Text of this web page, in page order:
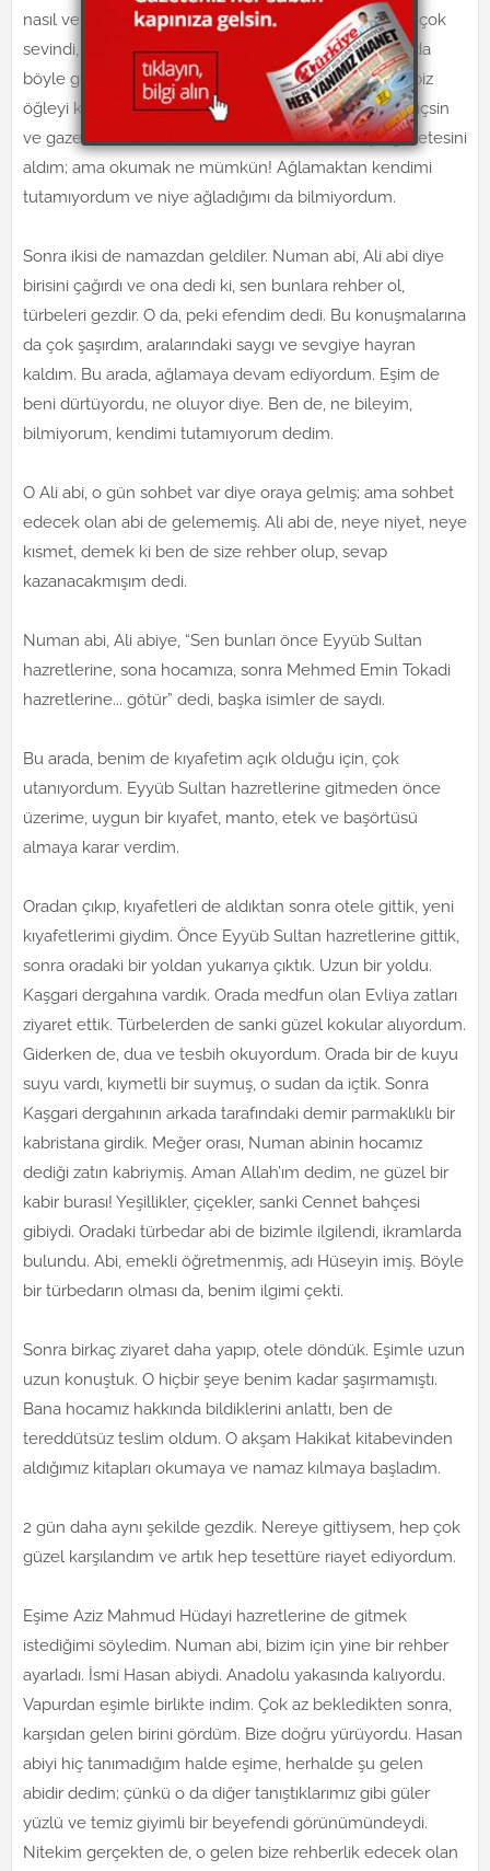
nasıl ve niye geldiğimizi ona da anlatınca sonra, o da çok
sevindi, niyetiniz halismiş, mübarek olsun, bu zamanda
böyle gençler, maşallah dedi. Sonra da eşime, hadi biz
öğleyi kılmaya gidelim, abla da burada oturup çayını içsin
ve gazetesini okusun dedi. Ben de elime Türkiye gazetesini
aldım; ama okumak ne mümkün! Ağlamaktan kendimi
tutamıyordum ve niye ağladığımı da bilmiyordum.
Sonra ikisi de namazdan geldiler. Numan abi, Ali abi diye
birisini çağırdı ve ona dedi ki, sen bunlara rehber ol,
türbeleri gezdir. O da, peki efendim dedi. Bu konuşmalarına
da çok şaşırdım, aralarındaki saygı ve sevgiye hayran
kaldım. Bu arada, ağlamaya devam ediyordum. Eşim de
beni dürtüyordu, ne oluyor diye. Ben de, ne bileyim,
bilmiyorum, kendimi tutamıyorum dedim.
O Ali abi, o gün sohbet var diye oraya gelmiş; ama sohbet
edecek olan abi de gelememiş. Ali abi de, neye niyet, neye
kısmet, demek ki ben de size rehber olup, sevap
kazanacakmışım dedi.
Numan abi, Ali abiye, “Sen bunları önce Eyyüb Sultan
hazretlerine, sona hocamıza, sonra Mehmed Emin Tokadi
hazretlerine... götür” dedi, başka isimler de saydı.
Bu arada, benim de kıyafetim açık olduğu için, çok
utanıyordum. Eyyüb Sultan hazretlerine gitmeden önce
üzerime, uygun bir kıyafet, manto, etek ve başörtüsü
almaya karar verdim.
Oradan çıkıp, kıyafetleri de aldıktan sonra otele gittik, yeni
kıyafetlerimi giydim. Önce Eyyüb Sultan hazretlerine gittik,
sonra oradaki bir yoldan yukarıya çıktık. Uzun bir yoldu.
Kaşgari dergahına vardık. Orada medfun olan Evliya zatları
ziyaret ettik. Türbelerden de sanki güzel kokular alıyordum.
Giderken de, dua ve tesbih okuyordum. Orada bir de kuyu
suyu vardı, kıymetli bir suymuş, o sudan da içtik. Sonra
Kaşgari dergahının arkada tarafındaki demir parmaklıklı bir
kabristana girdik. Meğer orası, Numan abinin hocamız
dediği zatın kabriymiş. Aman Allah’ım dedim, ne güzel bir
kabir burası! Yeşillikler, çiçekler, sanki Cennet bahçesi
gibiydi. Oradaki türbedar abi de bizimle ilgilendi, ikramlarda
bulundu. Abi, emekli öğretmenmiş, adı Hüseyin imiş. Böyle
bir türbedarın olması da, benim ilgimi çekti.
Sonra birkaç ziyaret daha yapıp, otele döndük. Eşimle uzun
uzun konuştuk. O hiçbir şeye benim kadar şaşırmamıştı.
Bana hocamız hakkında bildiklerini anlattı, ben de
tereddütsüz teslim oldum. O akşam Hakikat kitabevinden
aldığımız kitapları okumaya ve namaz kılmaya başladım.
2 gün daha aynı şekilde gezdik. Nereye gittiysem, hep çok
güzel karşılandım ve artık hep tesettüre riayet ediyordum.
Eşime Aziz Mahmud Hüdayi hazretlerine de gitmek
istediğimi söyledim. Numan abi, bizim için yine bir rehber
ayarladı. İsmi Hasan abiydi. Anadolu yakasında kalıyordu.
Vapurdan eşimle birlikte indim. Çok az bekledikten sonra,
karşıdan gelen birini gördüm. Bize doğru yürüyordu. Hasan
abiyi hiç tanımadığım halde eşime, herhalde şu gelen
abidir dedim; çünkü o da diğer tanıştıklarımız gibi güler
yüzlü ve temiz giyimli bir beyefendi görünümündeydi.
Nitekim gerçekten de, o gelen bize rehberlik edecek olan